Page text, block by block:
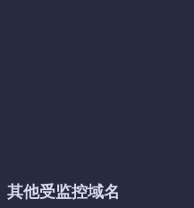
其他受监控域名